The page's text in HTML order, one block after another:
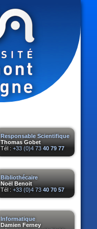
Responsable Scientifique
Thomas Gobet
Tél : +33 (0)4 73 40 79 77
Bibliothécaire
Noël Benoit
Tél : +33 (0)4 73 40 70 57
Informatique
Damien Ferney